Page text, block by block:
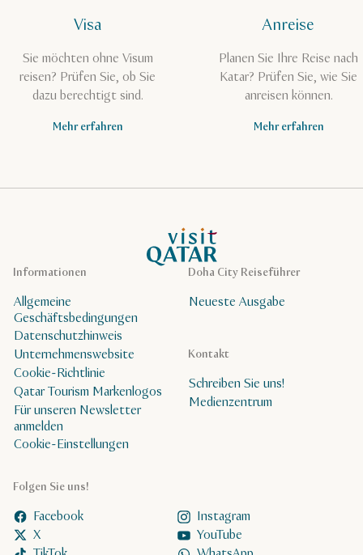
Visa
Sie möchten ohne Visum
reisen? Prüfen Sie, ob Sie
dazu berechtigt sind.
Mehr erfahren
Anreise
Planen Sie Ihre Reise nach
Katar? Prüfen Sie, wie Sie
anreisen können.
Mehr erfahren
VisitQatar Homepage
Doha City Reiseführer
Neueste Ausgabe
Folgen Sie uns!
Facebook
Instagram
X
YouTube
Kontakt
Schreiben Sie uns!
Medienzentrum
Informationen
Allgemeine
Geschäftsbedingungen
Datenschutzhinweis
Unternehmenswebsite
Cookie-Richtlinie
Qatar Tourism Markenlogos
Für unseren Newsletter
anmelden
Cookie-Einstellungen